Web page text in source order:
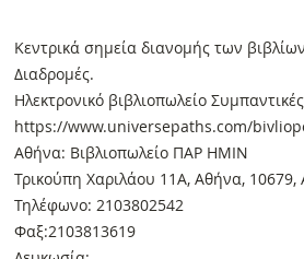
Κεντρικά σημεία διανομής των
Διαδρομές.
Ηλεκτρονικό βιβλιοπωλείο
https://www.universepaths.com/
Αθήνα: Βιβλιοπωλείο ΠΑΡ ΗΜΙΝ
Τρικούπη Χαριλάου 11Α, Αθήνα, 10679,
Τηλέφωνο: 2103802542
Φαξ:2103813619